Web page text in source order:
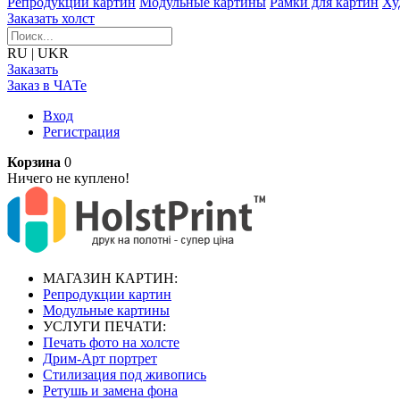
Заказать холст
RU | UKR
Заказать
Заказ в ЧАТе
Вход
Регистрация
Корзина 0
Ничего не куплено!
МАГАЗИН КАРТИН:
Репродукции картин
Модульные картины
УСЛУГИ ПЕЧАТИ:
Печать фото на холсте
Дрим-Арт портрет
Стилизация под живопись
Ретушь и замена фона